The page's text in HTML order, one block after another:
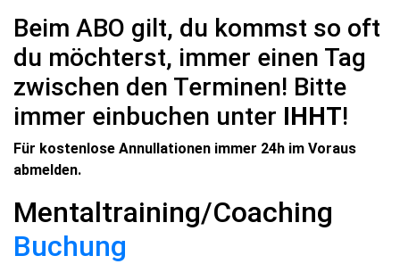
Beim ABO gilt, du kommst so oft
du möchterst, immer einen Tag
zwischen den Terminen! Bitte
immer einbuchen unter IHHT!
Für kostenlose Annullationen immer 24h im Voraus
abmelden.
Mentaltraining/Coaching
Buchung